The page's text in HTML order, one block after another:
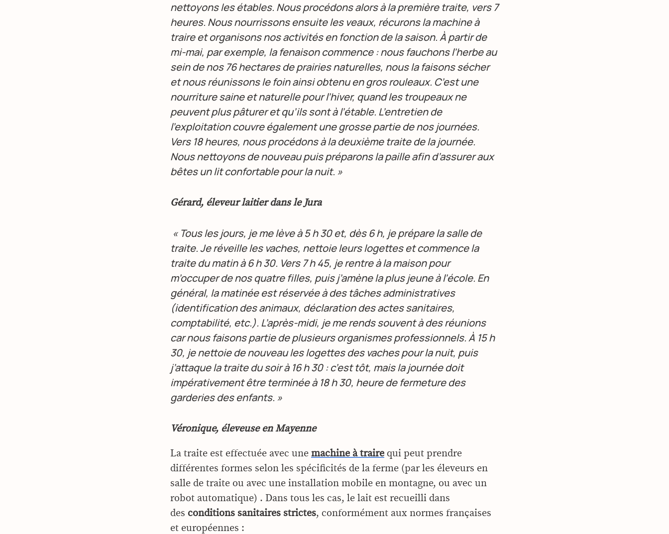
nettoyons les étables. Nous procédons alors à la première traite, vers 7
heures. Nous nourrissons ensuite les veaux, récurons la machine à
traire et organisons nos activités en fonction de la saison. À partir de
mi-mai, par exemple, la fenaison commence : nous fauchons l’herbe au
sein de nos 76 hectares de prairies naturelles, nous la faisons sécher
et nous réunissons le foin ainsi obtenu en gros rouleaux. C’est une
nourriture saine et naturelle pour l’hiver, quand les troupeaux ne
peuvent plus pâturer et qu’ils sont à l’étable. L’entretien de
l’exploitation couvre également une grosse partie de nos journées.
Vers 18 heures, nous procédons à la deuxième traite de la journée.
Nous nettoyons de nouveau puis préparons la paille afin d’assurer aux
bêtes un lit confortable pour la nuit. »
Gérard, éleveur laitier dans le Jura
« Tous les jours, je me lève à 5 h 30 et, dès 6 h, je prépare la salle de
traite. Je réveille les vaches, nettoie leurs logettes et commence la
traite du matin à 6 h 30. Vers 7 h 45, je rentre à la maison pour
m’occuper de nos quatre filles, puis j’amène la plus jeune à l’école. En
général, la matinée est réservée à des tâches administratives
(identification des animaux, déclaration des actes sanitaires,
comptabilité, etc.). L’après-midi, je me rends souvent à des réunions
car nous faisons partie de plusieurs organismes professionnels. À 15 h
30, je nettoie de nouveau les logettes des vaches pour la nuit, puis
j’attaque la traite du soir à 16 h 30 : c’est tôt, mais la journée doit
impérativement être terminée à 18 h 30, heure de fermeture des
garderies des enfants. »
Véronique, éleveuse en Mayenne
La traite est effectuée avec une machine à traire qui peut prendre
différentes formes selon les spécificités de la ferme (par les éleveurs en
salle de traite ou avec une installation mobile en montagne, ou avec un
robot automatique) . Dans tous les cas, le lait est recueilli dans
des conditions sanitaires strictes, conformément aux normes françaises
et européennes :